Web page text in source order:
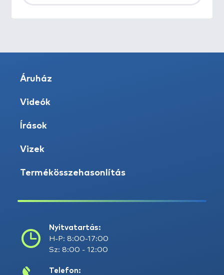
Áruház
Videók
Írások
Vizek
Termékösszehasonlítás
Nyitvatartás:
H-P: 8:00-17:00
Sz: 8:00 - 12:00
Telefon: